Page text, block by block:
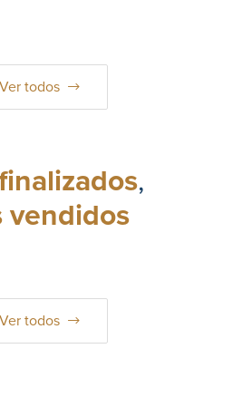
Ver todos
,
vendidos
Ver todos